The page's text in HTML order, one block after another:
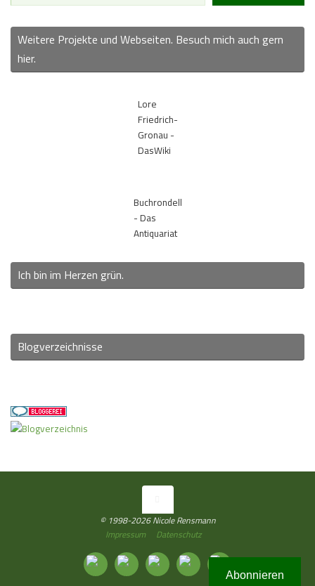
Weitere Projekte und Webseiten. Besuch mich auch gern
hier.
Lore
Friedrich-
Gronau -
DasWiki
Buchrondell
- Das
Antiquariat
Ich bin im Herzen grün.
Blogverzeichnisse
© 1998-2026 Nicole Rensmann
Impressum
Datenschutz
Abonnieren